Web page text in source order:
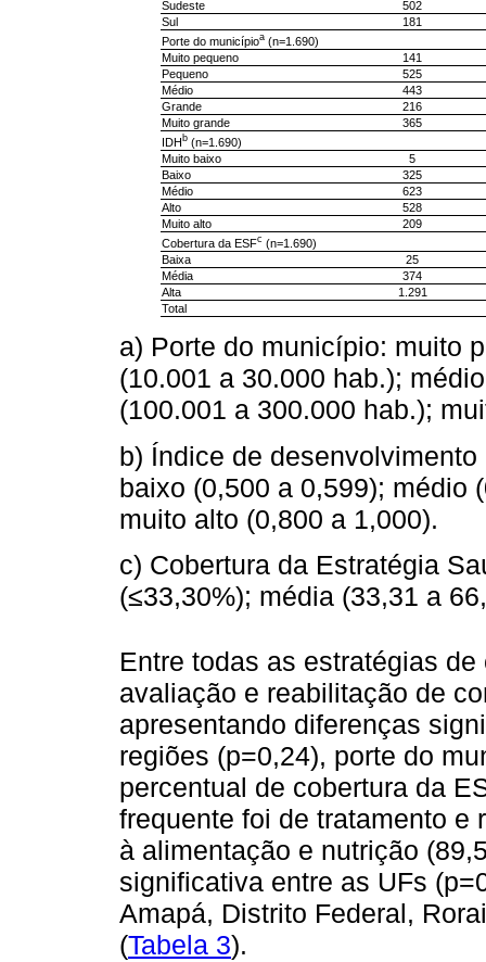
Sudeste
502
Sul
181
Porte do municípioa(n=1.690)
Muito pequeno
141
Pequeno
525
Médio
443
Grande
216
Muito grande
365
IDH b(n=1.690)
Muito baixo
5
Baixo
325
Médio
623
Alto
528
Muito alto
209
Cobertura da ESFc (n=1.690)
Baixa
25
Média
374
Alta
1.291
Total
a) Porte do município: muito
(10.001 a 30.000 hab.);
(100.001 a 300.000 hab.);
b) Índice de
baixo (0,500 a 0,599); médio
muito alto (0,800 a 1,000).
c) Cobertura da Estratégia
(≤33,30%); média (33,31 a
Entre todas as estratégias
avaliação e reabilitação de
apresentando diferenças
regiões (p=0,24), porte do
percentual de cobertura da
frequente foi de tratamento e
à alimentação e nutrição
significativa entre as UFs
Amapá, Distrito Federal,
(Tabela 3).